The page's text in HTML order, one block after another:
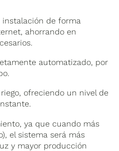
de forma
ahorrando en
automatizado, por
ofreciendo un nivel de
ya que cuando más
el sistema será más
y mayor producción